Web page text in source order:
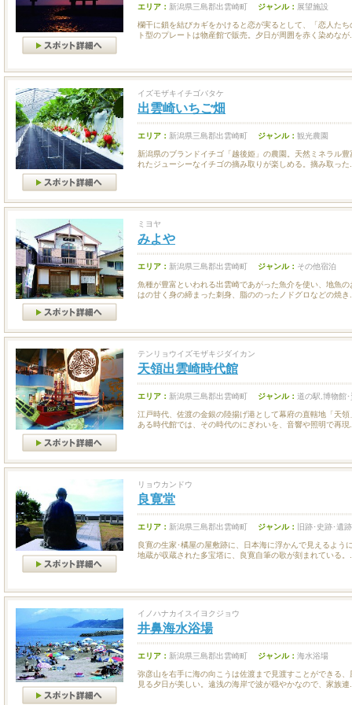
エリア： 新潟県三島郡出雲崎町 ジャンル： 展望施設
欄干に鎖を結びカギをかけると恋が実るとして、「恋人た
ト型のプレートは物産館で販売。夕日が周囲を赤く染めなが
イズモザキイチゴバタケ
出雲崎いちご畑
エリア： 新潟県三島郡出雲崎町 ジャンル： 観光農園
新潟県のブランドイチゴ「越後姫」の農園。天然ミネラル
れたジューシーなイチゴの摘み取りが楽しめる。摘み取った
ミヨヤ
みよや
エリア： 新潟県三島郡出雲崎町 ジャンル： その他宿泊
魚種が豊富といわれる出雲崎であがった魚介を使い、地魚
はの甘く身の締まった刺身、脂ののったノドグロなどの焼き
テンリョウイズモザキジダイカン
天領出雲崎時代館
エリア： 新潟県三島郡出雲崎町 ジャンル： 道の駅,博物館
江戸時代、佐渡の金銀の陸揚げ港として幕府の直轄地「天
ある時代館では、その時代のにぎわいを、音響や照明で再現
リョウカンドウ
良寛堂
エリア： 新潟県三島郡出雲崎町 ジャンル： 旧跡･史跡･遺跡
良寛の生家･橘屋の屋敷跡に、日本海に浮かんで見えるよう
地蔵が収蔵された多宝塔に、良寛自筆の歌が刻まれている。
イノハナカイスイヨクジョウ
井鼻海水浴場
エリア： 新潟県三島郡出雲崎町 ジャンル： 海水浴場
弥彦山を右手に海の向こうは佐渡まで見渡すことができる
見る夕日が美しい。遠浅の海岸で波が穏やかなので、家族連